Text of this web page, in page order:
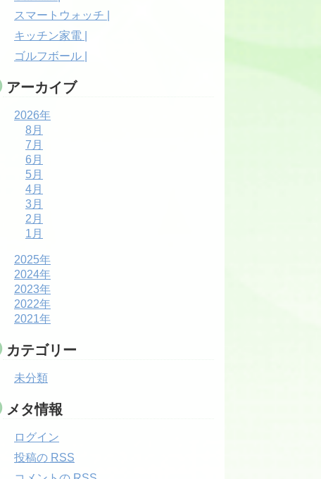
スマートウォッチ |
キッチン家電 |
ゴルフボール |
アーカイブ
2026年
8月
7月
6月
5月
4月
3月
2月
1月
2025年
2024年
2023年
2022年
2021年
カテゴリー
未分類
メタ情報
ログイン
投稿の RSS